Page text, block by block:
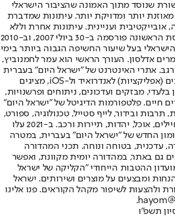
שנוסד מתוך האמונה שהציבור הישראלי
מאוזנת יותר ומדויקת יותר. עיתונות שמדברת
אובייקטיבית ועניינית. עיתונות אחרת וללא
תשלום. המהדורה המודפסת הראשונה פורסמה ב-30 ביולי 2007, וב-2010
בעל שיעור החשיפה הגבוה ביותר בימי
אדלסון. העורך הראשי הוא עמר לחמנוביץ,
אתרי האינטרנט של "ישראל היום" בעברית
ובאנגלית, כמו כן היישומונים (אפליקציות) לאנדרואיד ול-iOS, מציגים
מבזקים ועדכונים, ניתוחים ופרשנויות,
חיים. פלטפורמות הדיגיטל של "ישראל היום"
תרבות ובידור, לייף סטייל, טכנולוגיה, ספורט,
כלכלה וצרכנות, בריאות, חיילים, אוכל, יהדות, תיירות ורכב. ב-2021 עלו
החדש של "ישראל היום" בעברית, במטרה
עדכנית, בטוחה ונוחה. תכני המהדורה
גם באתר, במהדורה יומית מקוונת, ואפשר
ההטבות הייחודי "הקליקה של ישראל
ומבצעים על מוצרים ושירותים. ישראל
ולהצעות לשיפור מקהל הקוראים. פנו אלינו
תשפ"ו